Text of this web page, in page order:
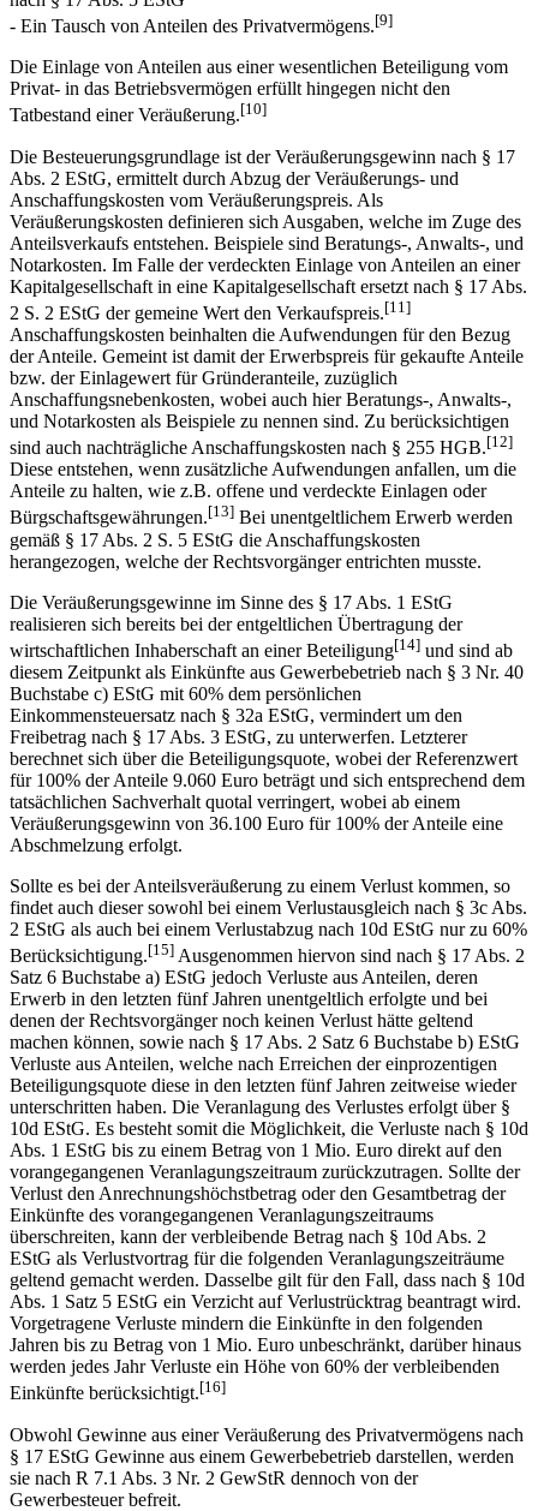
- Ein Tausch von Anteilen des Privatvermögens.[9]
Die Einlage von Anteilen aus einer wesentlichen Beteiligung vom
Privat- in das Betriebsvermögen erfüllt hingegen nicht den
Tatbestand einer Veräußerung.[10]
Die Besteuerungsgrundlage ist der Veräußerungsgewinn nach § 17
Abs. 2 EStG, ermittelt durch Abzug der Veräußerungs- und
Anschaffungskosten vom Veräußerungspreis. Als
Veräußerungskosten definieren sich Ausgaben, welche im Zuge des
Anteilsverkaufs entstehen. Beispiele sind Beratungs-, Anwalts-, und
Notarkosten. Im Falle der verdeckten Einlage von Anteilen an einer
Kapitalgesellschaft in eine Kapitalgesellschaft ersetzt nach § 17 Abs.
2 S. 2 EStG der gemeine Wert den Verkaufspreis.[11]
Anschaffungskosten beinhalten die Aufwendungen für den Bezug
der Anteile. Gemeint ist damit der Erwerbspreis für gekaufte Anteile
bzw. der Einlagewert für Gründeranteile, zuzüglich
Anschaffungsnebenkosten, wobei auch hier Beratungs-, Anwalts-,
und Notarkosten als Beispiele zu nennen sind. Zu berücksichtigen
sind auch nachträgliche Anschaffungskosten nach § 255 HGB.[12]
Diese entstehen, wenn zusätzliche Aufwendungen anfallen, um die
Anteile zu halten, wie z.B. offene und verdeckte Einlagen oder
Bürgschaftsgewährungen.[13] Bei unentgeltlichem Erwerb werden
gemäß § 17 Abs. 2 S. 5 EStG die Anschaffungskosten
herangezogen, welche der Rechtsvorgänger entrichten musste.
Die Veräußerungsgewinne im Sinne des § 17 Abs. 1 EStG
realisieren sich bereits bei der entgeltlichen Übertragung der
wirtschaftlichen Inhaberschaft an einer Beteiligung[14] und sind ab
diesem Zeitpunkt als Einkünfte aus Gewerbebetrieb nach § 3 Nr. 40
Buchstabe c) EStG mit 60% dem persönlichen
Einkommensteuersatz nach § 32a EStG, vermindert um den
Freibetrag nach § 17 Abs. 3 EStG, zu unterwerfen. Letzterer
berechnet sich über die Beteiligungsquote, wobei der Referenzwert
für 100% der Anteile 9.060 Euro beträgt und sich entsprechend dem
tatsächlichen Sachverhalt quotal verringert, wobei ab einem
Veräußerungsgewinn von 36.100 Euro für 100% der Anteile eine
Abschmelzung erfolgt.
Sollte es bei der Anteilsveräußerung zu einem Verlust kommen, so
findet auch dieser sowohl bei einem Verlustausgleich nach § 3c Abs.
2 EStG als auch bei einem Verlustabzug nach 10d EStG nur zu 60%
Berücksichtigung.[15] Ausgenommen hiervon sind nach § 17 Abs. 2
Satz 6 Buchstabe a) EStG jedoch Verluste aus Anteilen, deren
Erwerb in den letzten fünf Jahren unentgeltlich erfolgte und bei
denen der Rechtsvorgänger noch keinen Verlust hätte geltend
machen können, sowie nach § 17 Abs. 2 Satz 6 Buchstabe b) EStG
Verluste aus Anteilen, welche nach Erreichen der einprozentigen
Beteiligungsquote diese in den letzten fünf Jahren zeitweise wieder
unterschritten haben. Die Veranlagung des Verlustes erfolgt über §
10d EStG. Es besteht somit die Möglichkeit, die Verluste nach § 10d
Abs. 1 EStG bis zu einem Betrag von 1 Mio. Euro direkt auf den
vorangegangenen Veranlagungszeitraum zurückzutragen. Sollte der
Verlust den Anrechnungshöchstbetrag oder den Gesamtbetrag der
Einkünfte des vorangegangenen Veranlagungszeitraums
überschreiten, kann der verbleibende Betrag nach § 10d Abs. 2
EStG als Verlustvortrag für die folgenden Veranlagungszeiträume
geltend gemacht werden. Dasselbe gilt für den Fall, dass nach § 10d
Abs. 1 Satz 5 EStG ein Verzicht auf Verlustrücktrag beantragt wird.
Vorgetragene Verluste mindern die Einkünfte in den folgenden
Jahren bis zu Betrag von 1 Mio. Euro unbeschränkt, darüber hinaus
werden jedes Jahr Verluste ein Höhe von 60% der verbleibenden
Einkünfte berücksichtigt.[16]
Obwohl Gewinne aus einer Veräußerung des Privatvermögens nach
§ 17 EStG Gewinne aus einem Gewerbebetrieb darstellen, werden
sie nach R 7.1 Abs. 3 Nr. 2 GewStR dennoch von der
Gewerbesteuer befreit.